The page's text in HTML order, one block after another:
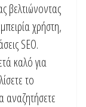
βελτιώνοντας
χρήστη,
SEO.
καλό για
το
αναζητήσετε